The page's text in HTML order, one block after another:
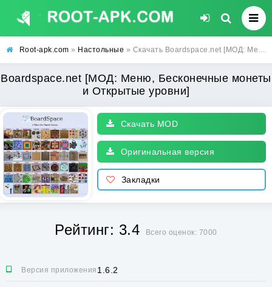
Root-apk.com » Настольные » Скачать Boardspace.net [МОД: Меню, Бесконечные монеты и Открытые уровни] | Взлом Boardspace.net на Андроид
Boardspace.net [МОД: Меню, Бесконечные монеты
и Открытые уровни]
Скачать MOD
Оригинальная версия
Закладки
Рейтинг: 3.4 Всего оценок: 7000
Версия приложения:1.6.2